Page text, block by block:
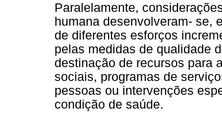
Paralelamente,
humana desenvolveram- se,
de diferentes esforços
pelas medidas de qualidade
destinação de recursos para
sociais, programas de
pessoas ou intervenções
condição de saúde.